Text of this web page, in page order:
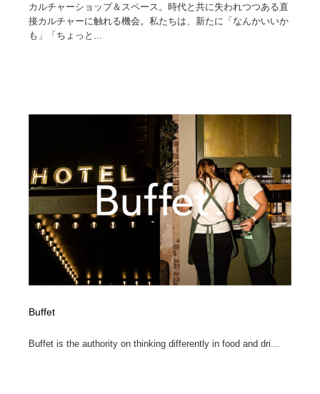
カルチャーショップ＆スペース。時代と共に失われつつある直
接カルチャーに触れる機会。私たちは、新たに「なんかいいか
も」「ちょっと...
Buffet
Buffet is the authority on thinking differently in food and dri...